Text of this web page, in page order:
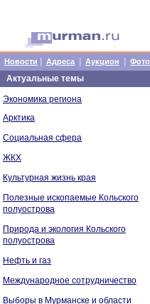
Новости Адреса Аукцион Фото
Актуальные темы
Экономика региона
Арктика
Социальная сфера
ЖКХ
Культурная жизнь края
Полезные ископаемые Кольского
полуострова
Природа и экология Кольского
полуострова
Нефть и газ
Международное сотрудничество
Выборы в Мурманске и области